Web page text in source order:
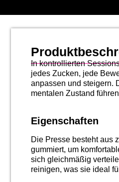
In kontrollierten
jedes Zucken, jede
anpassen und steigern.
mentalen Zustand
Eigenschaften
Die Presse besteht aus
gummiert, um
sich gleichmäßig
reinigen, was sie ideal